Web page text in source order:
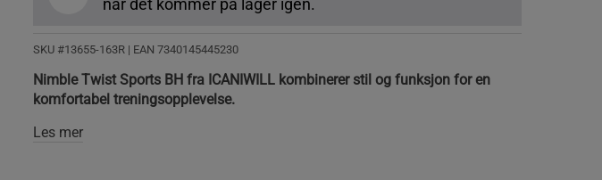
SKU #13655-163R | EAN 7340145445230
Nimble Twist Sports BH fra ICANIWILL kombinerer stil og funksjon for en
komfortabel treningsopplevelse.
Les mer